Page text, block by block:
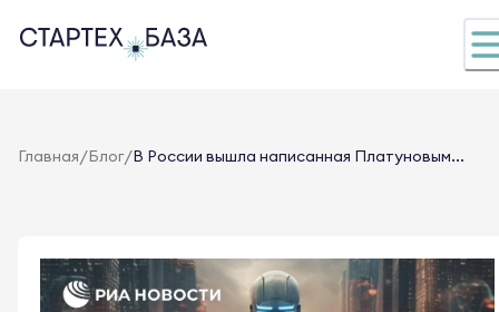
Главная/Блог/В России вышла написанная Платуновым...